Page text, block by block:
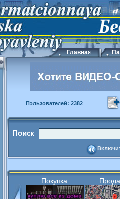
Главная
Пользователей: 2382
Поиск
Покупка